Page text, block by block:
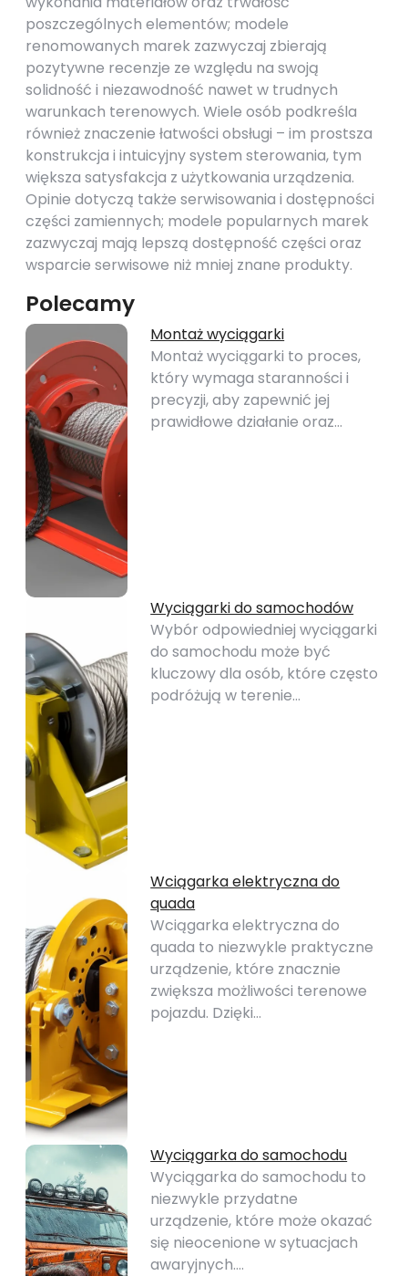
poszczególnych elementów; modele
renomowanych marek zazwyczaj zbierają
pozytywne recenzje ze względu na swoją
solidność i niezawodność nawet w trudnych
warunkach terenowych. Wiele osób podkreśla
również znaczenie łatwości obsługi – im prostsza
konstrukcja i intuicyjny system sterowania, tym
większa satysfakcja z użytkowania urządzenia.
Opinie dotyczą także serwisowania i dostępności
części zamiennych; modele popularnych marek
zazwyczaj mają lepszą dostępność części oraz
wsparcie serwisowe niż mniej znane produkty.
Polecamy
Montaż wyciągarki
Montaż wyciągarki to proces,
który wymaga staranności i
precyzji, aby zapewnić jej
prawidłowe działanie oraz…
Wyciągarki do samochodów
Wybór odpowiedniej wyciągarki
do samochodu może być
kluczowy dla osób, które często
podróżują w terenie…
Wciągarka elektryczna do
quada
Wciągarka elektryczna do
quada to niezwykle praktyczne
urządzenie, które znacznie
zwiększa możliwości terenowe
pojazdu. Dzięki…
Wyciągarka do samochodu
Wyciągarka do samochodu to
niezwykle przydatne
urządzenie, które może okazać
się nieocenione w sytuacjach
awaryjnych.…